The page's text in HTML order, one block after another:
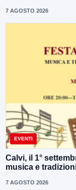
7 AGOSTO 2026
EVENTI
Calvi, il 1°
musica e
7 AGOSTO 2026